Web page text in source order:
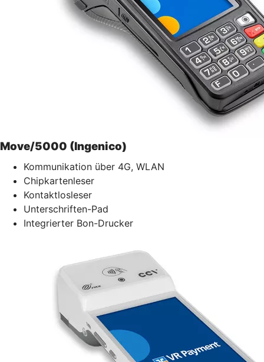
Move/5000 (Ingenico)
Kommunikation über 4G, WLAN
Chipkartenleser
Kontaktlosleser
Unterschriften-Pad
Integrierter Bon-Drucker